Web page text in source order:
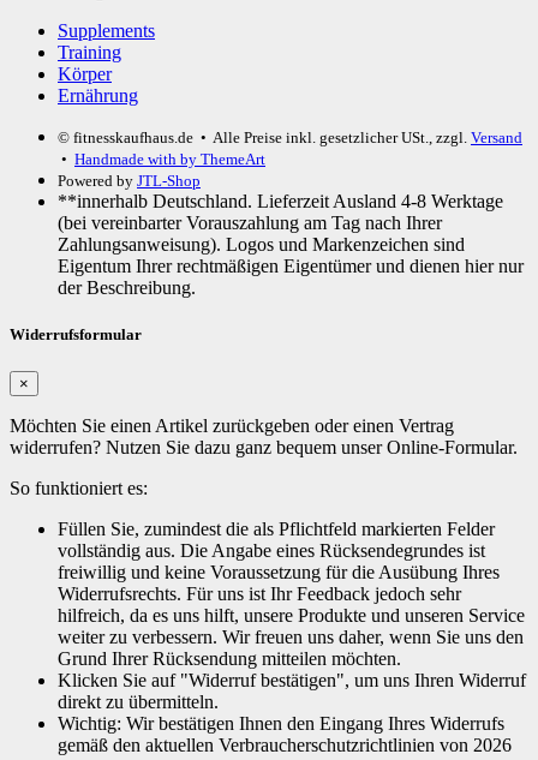
Supplements
Training
Körper
Ernährung
© fitnesskaufhaus.de • Alle Preise inkl. gesetzlicher USt., zzgl. Versand
• Handmade with by ThemeArt
Powered by JTL-Shop
**innerhalb Deutschland. Lieferzeit Ausland 4-8 Werktage
(bei vereinbarter Vorauszahlung am Tag nach Ihrer
Zahlungsanweisung). Logos und Markenzeichen sind
Eigentum Ihrer rechtmäßigen Eigentümer und dienen hier nur
der Beschreibung.
Widerrufsformular
×
Möchten Sie einen Artikel zurückgeben oder einen Vertrag
widerrufen? Nutzen Sie dazu ganz bequem unser Online-Formular.
So funktioniert es:
Füllen Sie, zumindest die als Pflichtfeld markierten Felder
vollständig aus. Die Angabe eines Rücksendegrundes ist
freiwillig und keine Voraussetzung für die Ausübung Ihres
Widerrufsrechts. Für uns ist Ihr Feedback jedoch sehr
hilfreich, da es uns hilft, unsere Produkte und unseren Service
weiter zu verbessern. Wir freuen uns daher, wenn Sie uns den
Grund Ihrer Rücksendung mitteilen möchten.
Klicken Sie auf "Widerruf bestätigen", um uns Ihren Widerruf
direkt zu übermitteln.
Wichtig: Wir bestätigen Ihnen den Eingang Ihres Widerrufs
gemäß den aktuellen Verbraucherschutzrichtlinien von 2026